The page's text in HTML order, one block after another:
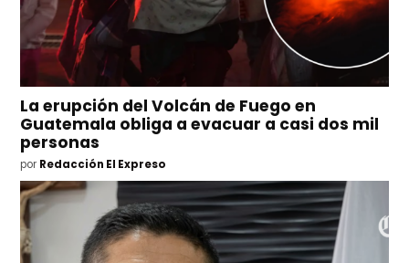
La erupción del Volcán de Fuego en
Guatemala obliga a evacuar a casi dos mil
personas
por Redacción El Expreso